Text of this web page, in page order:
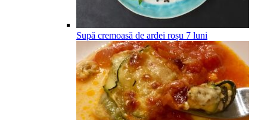
Supă cremoasă de ardei roșu 7 luni